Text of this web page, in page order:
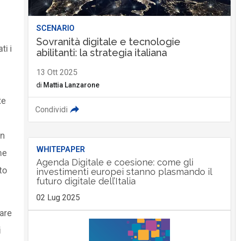
i
SCENARIO
Sovranità digitale e tecnologie
abilitanti: la strategia italiana
13 Ott 2025
di Mattia Lanzarone
Condividi
WHITEPAPER
Agenda Digitale e coesione: come gli
investimenti europei stanno plasmando il
futuro digitale dell’Italia
02 Lug 2025